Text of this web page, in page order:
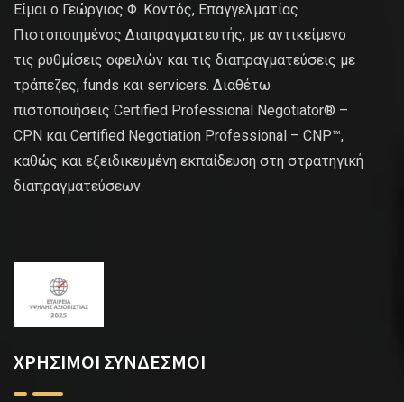
Είμαι ο Γεώργιος Φ. Κοντός, Επαγγελματίας
Πιστοποιημένος Διαπραγματευτής, με αντικείμενο
τις ρυθμίσεις οφειλών και τις διαπραγματεύσεις με
τράπεζες, funds και servicers. Διαθέτω
πιστοποιήσεις Certified Professional Negotiator® –
CPN και Certified Negotiation Professional – CNP™,
καθώς και εξειδικευμένη εκπαίδευση στη στρατηγική
διαπραγματεύσεων.
ΧΡΗΣΙΜΟΙ ΣΥΝΔΕΣΜΟΙ